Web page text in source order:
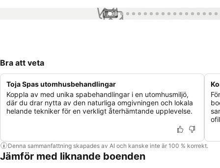
1 / 93
Bra att veta
Toja Spas utomhusbehandlingar
Koppla av med unika spabehandlingar i en utomhusmiljö,
där du drar nytta av den naturliga omgivningen och lokala
helande tekniker för en verkligt återhämtande upplevelse.
Denna sammanfattning skapades av AI och kanske inte är 100 % korrekt.
Jämför med liknande boenden